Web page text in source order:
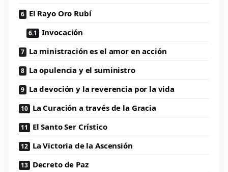
El Rayo Oro Rubí
Invocación
La ministración es el amor en acción
La opulencia y el suministro
La devoción y la reverencia por la vida
La Curación a través de la Gracia
El Santo Ser Crístico
La Victoria de la Ascensión
Decreto de Paz